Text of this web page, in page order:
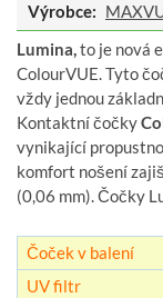
Výrobce:
Lumina,to je nová
ColourVUE. Tyto
vždy jednou
Kontaktní čočky
vynikající
komfort nošení
(0,06 mm). Čočky
Čoček v balení
UV filtr